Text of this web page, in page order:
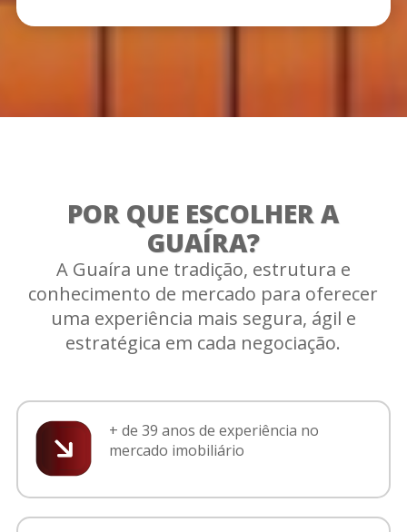
POR QUE ESCOLHER A
GUAÍRA?
A Guaíra une tradição, estrutura e
conhecimento de mercado para oferecer
uma experiência mais segura, ágil e
estratégica em cada negociação.
+ de 39 anos de experiência no
mercado imobiliário